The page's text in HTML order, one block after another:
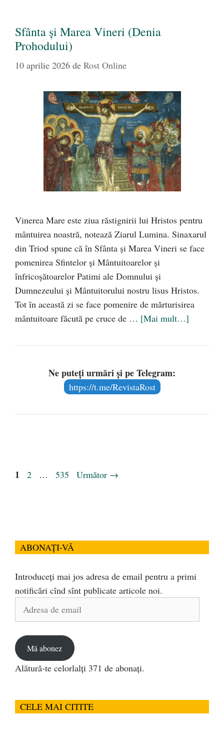
Sfânta și Marea Vineri (Denia
Prohodului)
10 aprilie 2026 de Rost Online
Vinerea Mare este ziua răstignirii lui Hristos pentru
mântuirea noastră, notează Ziarul Lumina. Sinaxarul
din Triod spune că în Sfânta şi Marea Vineri se face
pomenirea Sfintelor şi Mântuitoarelor şi
înfricoşătoarelor Patimi ale Domnului şi
Dumnezeului şi Mântuitorului nostru lisus Hristos.
Tot în această zi se face pomenire de mărturisirea
mântuitoare făcută pe cruce de … [Mai mult…]
Ne puteți urmări și pe Telegram:
https://t.me/RevistaRost
Pagina
1 Pagina
2 … Pagina
535 Următor →
ABONAȚI-VĂ
Introduceți mai jos adresa de email pentru a primi
notificări cînd sînt publicate articole noi.
Adresa
Mă abonez
Alătură-te celorlalți 371 de abonați.
CELE MAI CITITE